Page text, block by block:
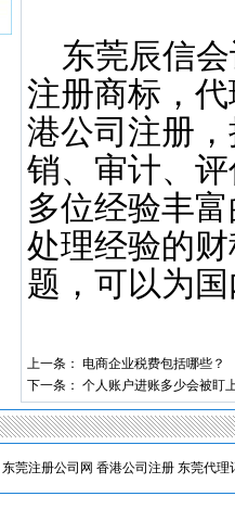
东莞辰信会
注册商标，
港公司注册
销、审计、
多位经验丰
处理经验的
题，可以为
上一条： 电商企业税费包括哪些？
下一条： 个人账户进账多少会被盯
东莞注册公司网 香港公司注册 东莞代理